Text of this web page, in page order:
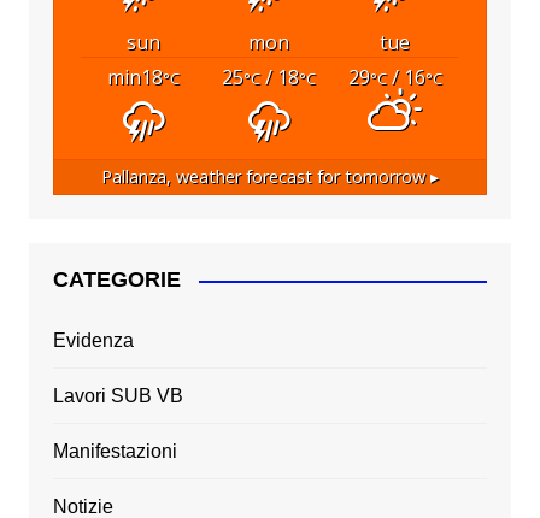
sun mon
tue
min18°C 25°C/ 18°C 29°C/ 16°C
Pallanza,weather forecast for tomorrow ▸
CATEGORIE
Evidenza
Lavori SUB VB
Manifestazioni
Notizie